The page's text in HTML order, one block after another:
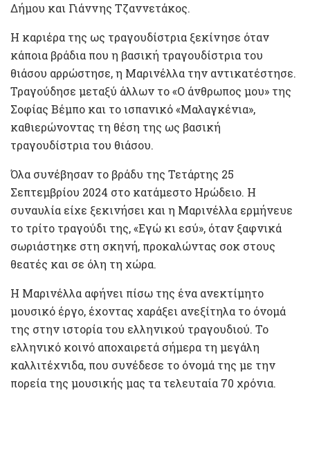
Δήμου και Γιάννης Τζαννετάκος.
Η καριέρα της ως τραγουδίστρια ξεκίνησε όταν
κάποια βράδια που η βασική τραγουδίστρια του
θιάσου αρρώστησε, η Μαρινέλλα την αντικατέστησε.
Τραγούδησε μεταξύ άλλων το «Ο άνθρωπος μου» της
Σοφίας Βέμπο και το ισπανικό «Μαλαγκένια»,
καθιερώνοντας τη θέση της ως βασική
τραγουδίστρια του θιάσου.
Όλα συνέβησαν το βράδυ της Τετάρτης 25
Σεπτεμβρίου 2024 στο κατάμεστο Ηρώδειο. Η
συναυλία είχε ξεκινήσει και η Μαρινέλλα ερμήνευε
το τρίτο τραγούδι της, «Εγώ κι εσύ», όταν ξαφνικά
σωριάστηκε στη σκηνή, προκαλώντας σοκ στους
θεατές και σε όλη τη χώρα.
Η Μαρινέλλα αφήνει πίσω της ένα ανεκτίμητο
μουσικό έργο, έχοντας χαράξει ανεξίτηλα το όνομά
της στην ιστορία του ελληνικού τραγουδιού. Το
ελληνικό κοινό αποχαιρετά σήμερα τη μεγάλη
καλλιτέχνιδα, που συνέδεσε το όνομά της με την
πορεία της μουσικής μας τα τελευταία 70 χρόνια.